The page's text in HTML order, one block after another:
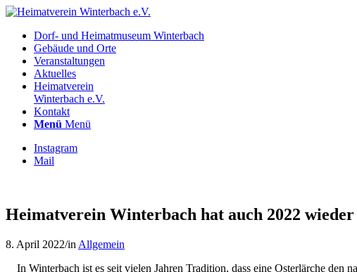
Dorf- und Heimatmuseum Winterbach
Gebäude und Orte
Veranstaltungen
Aktuelles
Heimatverein
Winterbach e.V.
Kontakt
Menü Menü
Instagram
Mail
Heimatverein Winterbach hat auch 2022
8. April 2022/in Allgemein
In Winterbach ist es seit vielen Jahren Tradition, dass eine Osterlärche den